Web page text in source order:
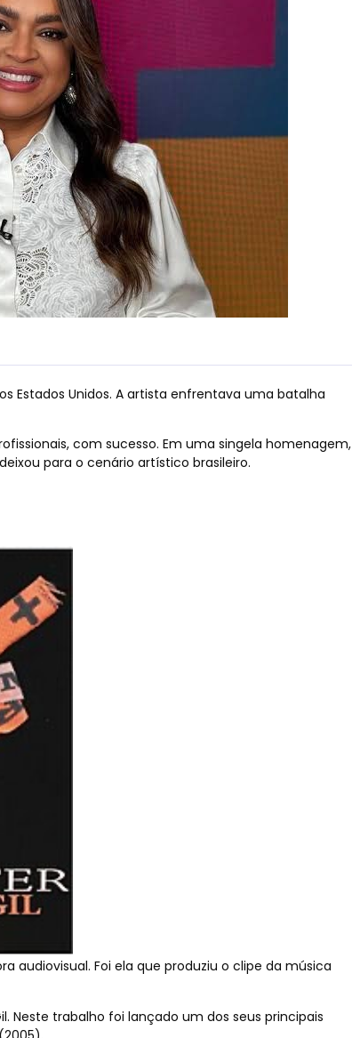
Estados Unidos. A artista enfrentava uma batalha
com sucesso. Em uma singela homenagem,
para o cenário artístico brasileiro.
audiovisual. Foi ela que produziu o clipe da música
Neste trabalho foi lançado um dos seus principais